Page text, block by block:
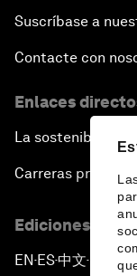
Suscríbase a
Contacte con
Enlaces
La sostenibilidad
Carreras
Ediciones en
EN ▪ ES▪中文▪ 日本語